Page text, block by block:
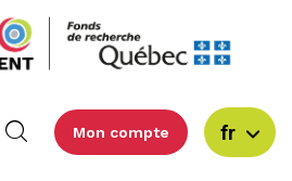
Mon compte fr